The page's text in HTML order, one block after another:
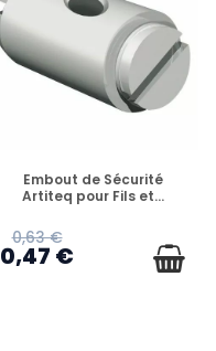
EN STOCK
Embout de Sécurité
Artiteq pour Fils et...
0,63 €
0,47 €